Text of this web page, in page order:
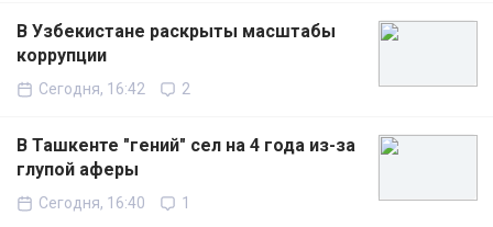
В Узбекистане раскрыты масштабы
коррупции
Сегодня, 16:42 2
В Ташкенте "гений" сел на 4 года из-за
глупой аферы
Сегодня, 16:40 1